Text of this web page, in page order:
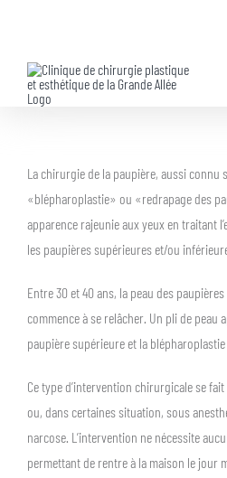
content
La chirurgie de la paupière, aussi connu
«blépharoplastie» ou «redrapage des
apparence rajeunie aux yeux en traitant
les paupières supérieures et/ou
Entre 30 et 40 ans, la peau des
commence à se relâcher. Un pli de peau
paupière supérieure et la
Ce type d’intervention chirurgicale se
ou, dans certaines situation, sous
narcose. L’intervention ne nécessite
permettant de rentre à la maison le jour